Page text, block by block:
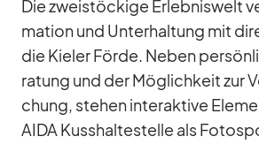
Die zwei­stö­ckige Er­leb­nis­welt
ma­tion und Un­ter­hal­tung mit
die Kie­ler Förde. Ne­ben
ra­tung und der Mög­lich­keit zur
chung, ste­hen in­ter­ak­tive
AIDA Kuss­hal­te­stelle als